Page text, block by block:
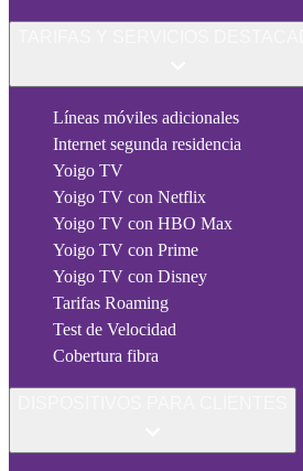
Líneas móviles adicionales
Internet segunda residencia
Yoigo TV
Yoigo TV con Netflix
Yoigo TV con HBO Max
Yoigo TV con Prime
Yoigo TV con Disney
Tarifas Roaming
Test de Velocidad
Cobertura fibra